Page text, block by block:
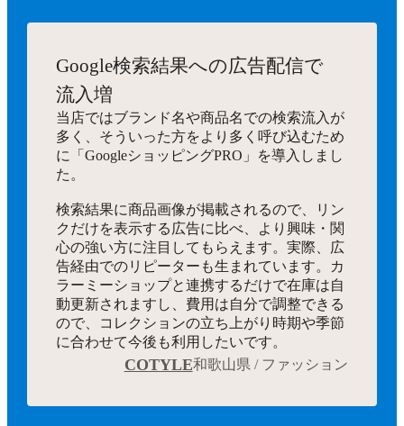
Google検索結果への広告配信で
流入増
当店ではブランド名や商品名での検索流入が
多く、そういった方をより多く呼び込むため
に「GoogleショッピングPRO」を導入しまし
た。
検索結果に商品画像が掲載されるので、リン
クだけを表示する広告に比べ、より興味・関
心の強い方に注目してもらえます。実際、広
告経由でのリピーターも生まれています。カ
ラーミーショップと連携するだけで在庫は自
動更新されますし、費用は自分で調整できる
ので、コレクションの立ち上がり時期や季節
に合わせて今後も利用したいです。
COTYLE和歌山県 / ファッション